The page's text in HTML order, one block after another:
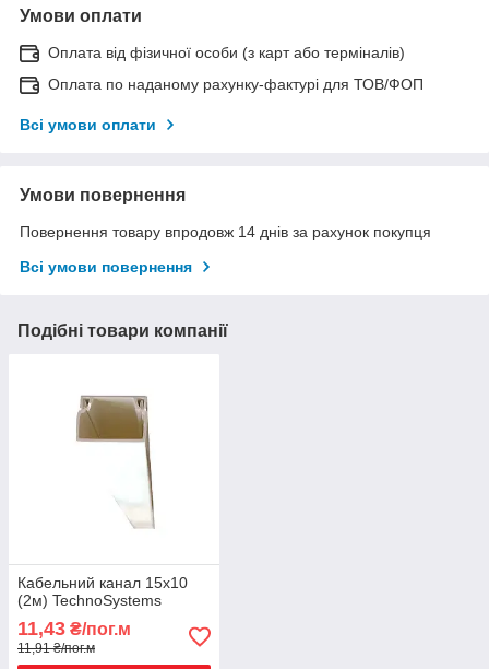
Умови оплати
Оплата від фізичної особи (з карт або терміналів)
Оплата по наданому рахунку-фактурі для ТОВ/ФОП
Всі умови оплати
Умови повернення
Повернення товару впродовж 14 днів за рахунок покупця
Всі умови повернення
Подібні товари компанії
Кабельний канал 15х10
(2м) TechnoSystems
11,43 ₴/пог.м
11,91 ₴/пог.м